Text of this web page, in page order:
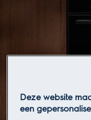
Deze website
een